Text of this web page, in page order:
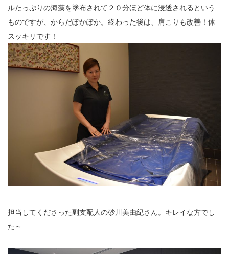
ルたっぷりの海藻を塗布されて２０分ほど体に浸透されるという
ものですが、からだぽかぽか。終わった後は、肩こりも改善！体
スッキリです！
担当してくださった副支配人の砂川美由紀さん。キレイな方でし
た～